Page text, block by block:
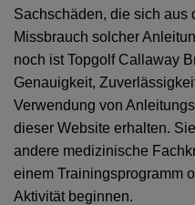
Sachschäden, die sich aus
Missbrauch solcher
noch ist Topgolf Callaway
Genauigkeit,
Verwendung von
dieser Website erhalten.
andere medizinische
einem Trainingsprogramm
Aktivität beginnen.